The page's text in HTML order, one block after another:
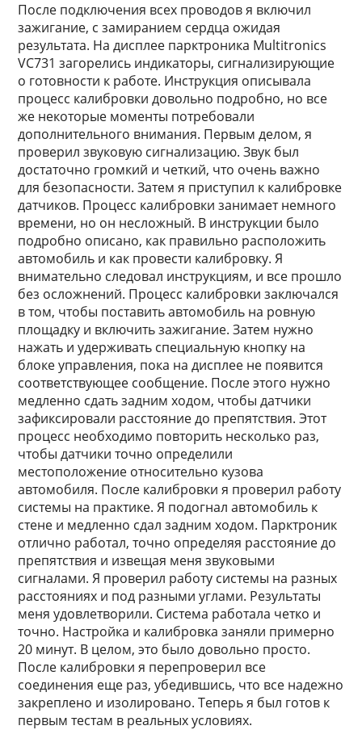
После подключения всех проводов я включил
зажигание, с замиранием сердца ожидая
результата. На дисплее парктроника Multitronics
VC731 загорелись индикаторы, сигнализирующие
о готовности к работе. Инструкция описывала
процесс калибровки довольно подробно, но все
же некоторые моменты потребовали
дополнительного внимания. Первым делом, я
проверил звуковую сигнализацию. Звук был
достаточно громкий и четкий, что очень важно
для безопасности. Затем я приступил к калибровке
датчиков. Процесс калибровки занимает немного
времени, но он несложный. В инструкции было
подробно описано, как правильно расположить
автомобиль и как провести калибровку. Я
внимательно следовал инструкциям, и все прошло
без осложнений. Процесс калибровки заключался
в том, чтобы поставить автомобиль на ровную
площадку и включить зажигание. Затем нужно
нажать и удерживать специальную кнопку на
блоке управления, пока на дисплее не появится
соответствующее сообщение. После этого нужно
медленно сдать задним ходом, чтобы датчики
зафиксировали расстояние до препятствия. Этот
процесс необходимо повторить несколько раз,
чтобы датчики точно определили
местоположение относительно кузова
автомобиля. После калибровки я проверил работу
системы на практике. Я подогнал автомобиль к
стене и медленно сдал задним ходом. Парктроник
отлично работал, точно определяя расстояние до
препятствия и извещая меня звуковыми
сигналами. Я проверил работу системы на разных
расстояниях и под разными углами. Результаты
меня удовлетворили. Система работала четко и
точно. Настройка и калибровка заняли примерно
20 минут. В целом, это было довольно просто.
После калибровки я перепроверил все
соединения еще раз, убедившись, что все надежно
закреплено и изолировано. Теперь я был готов к
первым тестам в реальных условиях.